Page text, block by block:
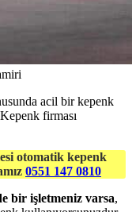
acil bir kepenk
firması
otomatik kepenk
0551 147 0810
bir işletmeniz varsa,